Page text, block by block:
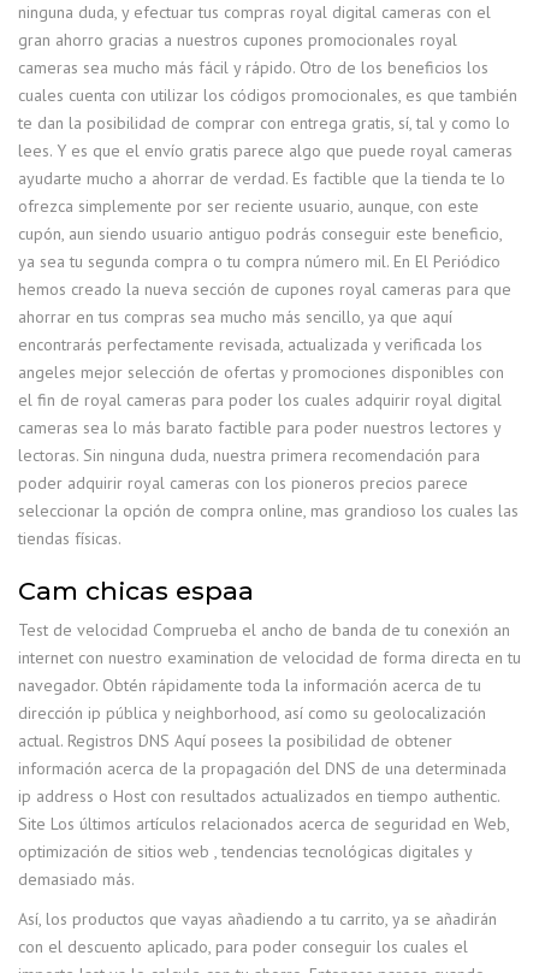
ninguna duda, y efectuar tus compras royal digital cameras con el
gran ahorro gracias a nuestros cupones promocionales royal
cameras sea mucho más fácil y rápido. Otro de los beneficios los
cuales cuenta con utilizar los códigos promocionales, es que también
te dan la posibilidad de comprar con entrega gratis, sí, tal y como lo
lees. Y es que el envío gratis parece algo que puede royal cameras
ayudarte mucho a ahorrar de verdad. Es factible que la tienda te lo
ofrezca simplemente por ser reciente usuario, aunque, con este
cupón, aun siendo usuario antiguo podrás conseguir este beneficio,
ya sea tu segunda compra o tu compra número mil. En El Periódico
hemos creado la nueva sección de cupones royal cameras para que
ahorrar en tus compras sea mucho más sencillo, ya que aquí
encontrarás perfectamente revisada, actualizada y verificada los
angeles mejor selección de ofertas y promociones disponibles con
el fin de royal cameras para poder los cuales adquirir royal digital
cameras sea lo más barato factible para poder nuestros lectores y
lectoras. Sin ninguna duda, nuestra primera recomendación para
poder adquirir royal cameras con los pioneros precios parece
seleccionar la opción de compra online, mas grandioso los cuales las
tiendas físicas.
Cam chicas espaa
Test de velocidad Comprueba el ancho de banda de tu conexión an
internet con nuestro examination de velocidad de forma directa en tu
navegador. Obtén rápidamente toda la información acerca de tu
dirección ip pública y neighborhood, así como su geolocalización
actual. Registros DNS Aquí posees la posibilidad de obtener
información acerca de la propagación del DNS de una determinada
ip address o Host con resultados actualizados en tiempo authentic.
Site Los últimos artículos relacionados acerca de seguridad en Web,
optimización de sitios web , tendencias tecnológicas digitales y
demasiado más.
Así, los productos que vayas añadiendo a tu carrito, ya se añadirán
con el descuento aplicado, para poder conseguir los cuales el